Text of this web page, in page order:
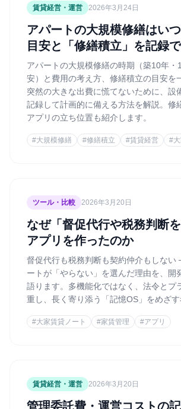
賃貸経営・運営 2026年3月24日
アパートの大規模修繕はい
目安と「修繕積立」を記録
アパートの大規模修繕の時期（築10年・
安）と費用の考え方、修繕積立の目安を
突然の大きな出費に慌てないために、設
記録して計画的に備える方法を解説。修
アプリの立ち位置も紹介します。
#大規模修繕 #修繕積立 #賃貸経営 #
ツール・比較 2026年3月20日
なぜ「督促代行や税務判断を
アプリを作ったのか
督促代行も税務判断も契約仲介もしない
ートが「やらない」を選んだ理由を、開
語ります。多機能化ではなく、法令とプ
重し、長く寄り添う「記憶OS」をめざす
#大家賃貸ノート #家賃管理 #アプリ
賃貸経営・運営 2026年3月20日
管理委託費・運営コストの